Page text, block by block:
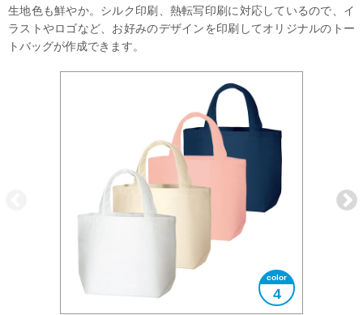
生地色も鮮やか。シルク印刷、熱転写印刷に対応しているので、イ
ラストやロゴなど、お好みのデザインを印刷してオリジナルのトー
トバッグが作成できます。
4